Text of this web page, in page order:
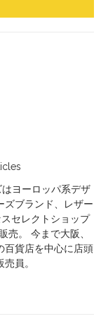
ヨーロッパ系デザ
ズブランド、レザー
セレクトショップ
売。 今まで大阪、
百貨店を中心に店頭
員。